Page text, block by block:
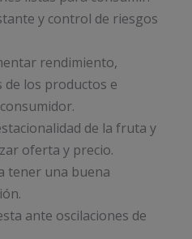
y control de riesgos
rendimiento,
de los productos e
de la fruta y
oferta y precio.
tener una buena
ante oscilaciones de